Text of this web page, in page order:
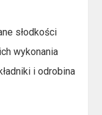
słodkości
wykonania
i odrobina